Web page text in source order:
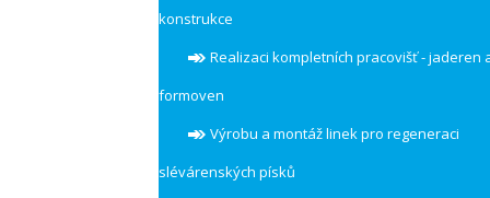
konstrukce
Realizaci kompletních pracovišť - jaderen
formoven
Výrobu a montáž linek pro regeneraci
slévárenských písků